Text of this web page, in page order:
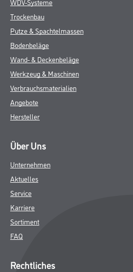
Trockenbau
Putze & Spachtelmassen
Bodenbeläge
Wand- & Deckenbeläge
Werkzeug & Maschinen
Verbrauchsmaterialien
Angebote
Hersteller
Über Uns
Unternehmen
Aktuelles
Service
Karriere
Sortiment
FAQ
Rechtliches